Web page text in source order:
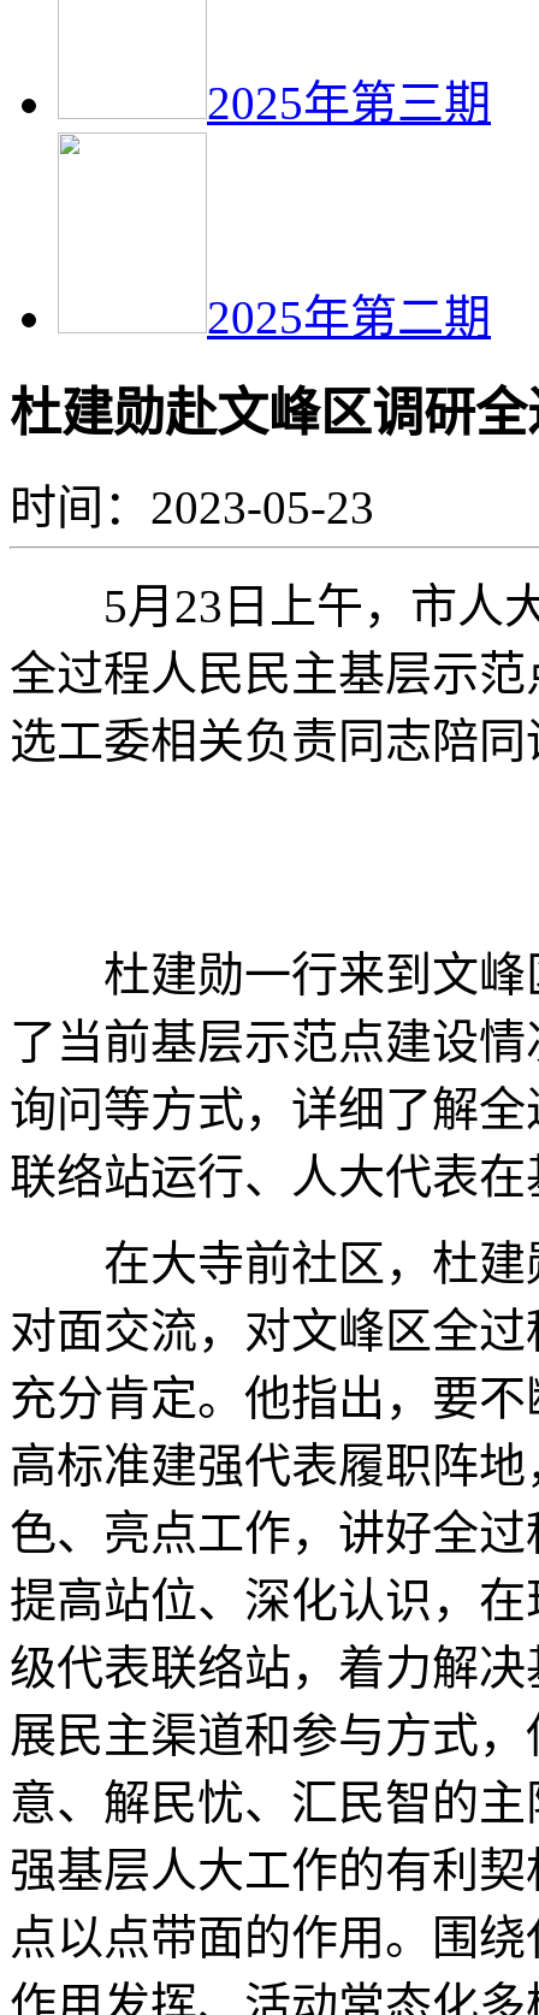
2025年第三期
2025年第二期
杜建勋赴文峰区调研
时间：2023-05-23
5月23日上午，市人大
全过程人民民主基层示
选工委相关负责同志陪同
杜建勋一行来到文峰
了当前基层示范点建设
询问等方式，详细了解
联络站运行、人大代表
在大寺前社区，杜建
对面交流，对文峰区全
充分肯定。他指出，要
高标准建强代表履职阵
色、亮点工作，讲好全
提高站位、深化认识，
级代表联络站，着力解
展民主渠道和参与方式
意、解民忧、汇民智的
强基层人大工作的有利
点以点带面的作用。围
作用发挥、活动常态化